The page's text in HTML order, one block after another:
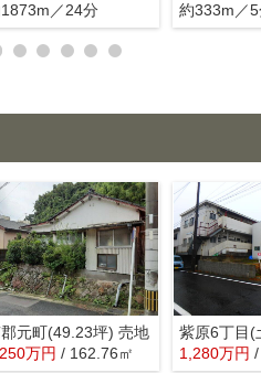
／24分
約333m／
元町(49.23坪) 売地
万円 / 162.76㎡ 1,280万円